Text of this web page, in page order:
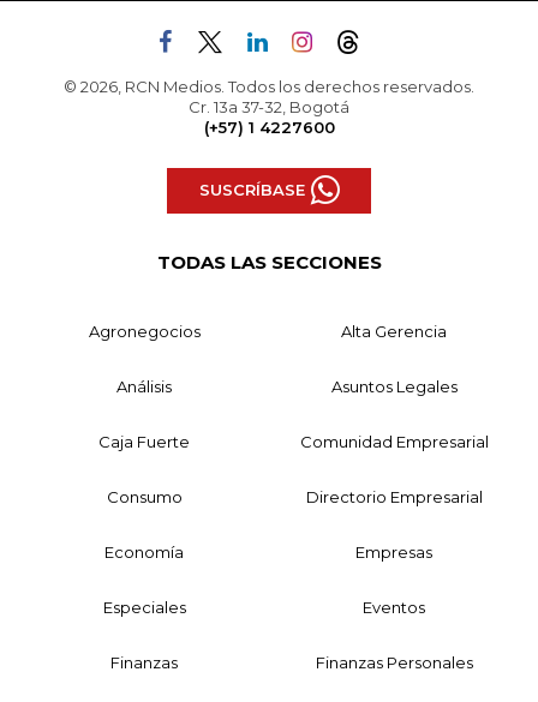
© 2026, RCN Medios. Todos los derechos reservados.
Cr. 13a 37-32, Bogotá
(+57) 1 4227600
SUSCRÍBASE
TODAS LAS SECCIONES
Agronegocios Alta Gerencia
Análisis Asuntos Legales
Caja Fuerte Comunidad Empresarial
Consumo Directorio Empresarial
Economía Empresas
Especiales Eventos
Finanzas Finanzas Personales